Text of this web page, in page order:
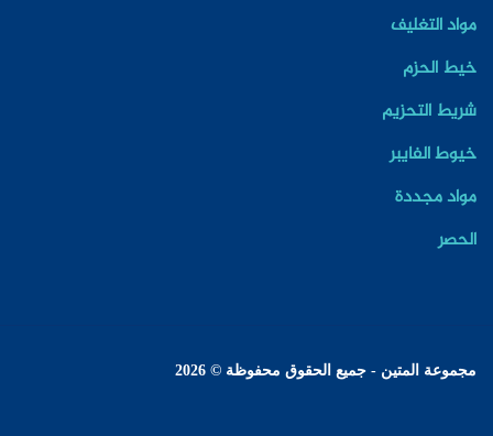
مواد التغليف
خيط الحزم
شريط التحزيم
خيوط الفايبر
مواد مجددة
الحصر
مجموعة المتين - جميع الحقوق محفوظة © 2026